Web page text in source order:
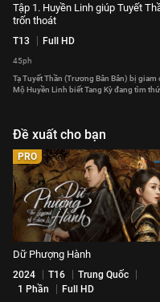
Tập 1. Huyền Linh giúp Tuyết
trốn thoát
T13 Full HD
45ph
Tạ Tuyết Thần (Trương Bân Bân) bị giam
Mộ Huyền Linh biết Tang Kỳ đang tìm
Đề xuất cho bạn
PRO
Dữ Phượng Hành
2024 T16
Trung Quốc
1 Phần
Full HD